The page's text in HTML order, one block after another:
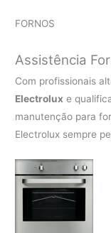
FORNOS
Assistência
Com profissionais
Electrolux e
manutenção para
Electrolux sempre